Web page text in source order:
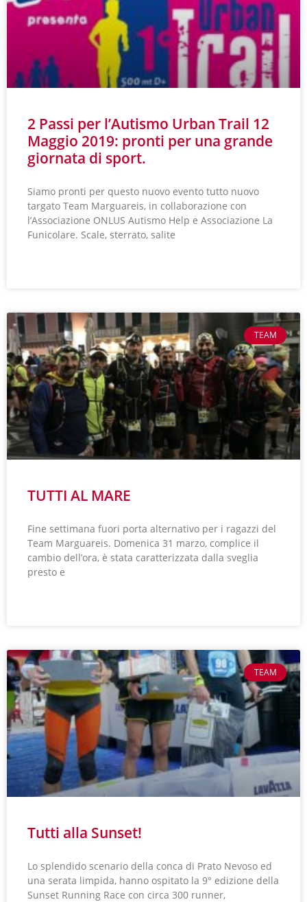
2 Passi per l’Autismo Urban Trail 12
Maggio 2019: pronti per una grande
giornata di sport.
Siamo pronti per questo nuovo evento tutto nuovo
targato Team Marguareis, in collaborazione con
l’Associazione ONLUS Autismo Help e Associazione La
Funicolare. Scale, sterrato, salite
TEAM
TUTTI AL MARE
Fine settimana fuori porta alternativo per i ragazzi del
Team Marguareis. Domenica 31 marzo, complice il
cambio dell’ora, è stata caratterizzata dalla sveglia
presto e
TEAM
Tutti alla Sunset!
Lo splendido scenario della conca di Prato Nevoso ed
una serata limpida, hanno ospitato la 9° edizione della
Sunset Running Race con circa 300 runner,